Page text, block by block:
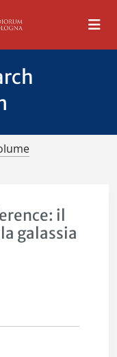
il
galassia